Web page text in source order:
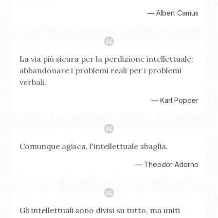
— Albert Camus
La via più sicura per la perdizione intellettuale:
abbandonare i problemi reali per i problemi
verbali.
— Karl Popper
Comunque agisca, l'intellettuale sbaglia.
— Theodor Adorno
Gli intellettuali sono divisi su tutto, ma uniti